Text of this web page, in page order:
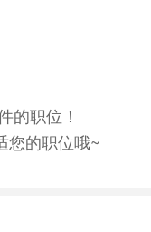
的职位！
您的职位哦~